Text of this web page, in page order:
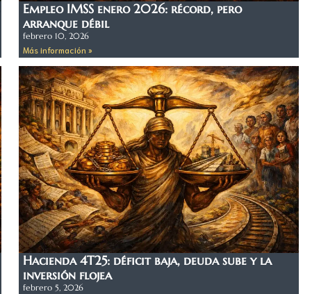
Empleo IMSS enero 2026: récord, pero
arranque débil
febrero 10, 2026
Más información »
Hacienda 4T25: déficit baja, deuda sube y la
inversión flojea
febrero 5, 2026